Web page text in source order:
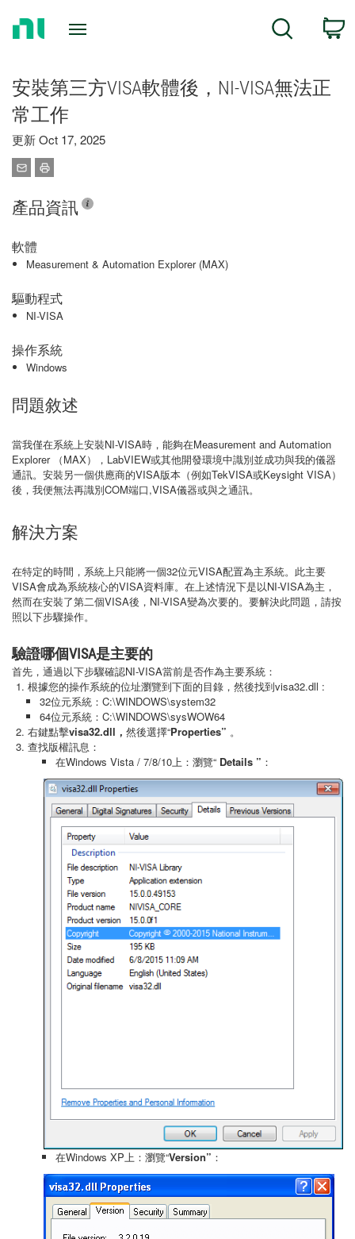
Search
安裝第三方VISA軟體後，NI-VISA無法正
常工作
更新 Oct 17, 2025
產品資訊
軟體
Measurement & Automation Explorer (MAX)
驅動程式
NI-VISA
操作系統
Windows
問題敘述
當我僅在系統上安裝NI-VISA時，能夠在Measurement and Automation
Explorer （MAX），LabVIEW或其他開發環境中識別並成功與我的儀器
通訊。安裝另一個供應商的VISA版本（例如TekVISA或Keysight VISA）
後，我便無法再識別COM端口,VISA儀器或與之通訊。
解決方案
在特定的時間，系統上只能將一個32位元VISA配置為主系統。此主要
VISA會成為系統核心的VISA資料庫。在上述情況下是以NI-VISA為主，
然而在安裝了第二個VISA後，NI-VISA變為次要的。要解決此問題，請按
照以下步驟操作。
驗證哪個VISA是主要的
首先，通過以下步驟確認NI-VISA當前是否作為主要系統：
根據您的操作系統的位址瀏覽到下面的目錄，然後找到visa32.dll :
32位元系統：C:\WINDOWS\system32
64位元系統：C:\WINDOWS\sysWOW64
右鍵點擊visa32.dll， 然後選擇“Properties” 。
查找版權訊息：
在Windows Vista / 7/8/10上：瀏覽“ Details ” ：
在Windows XP上：瀏覽“Version” ：